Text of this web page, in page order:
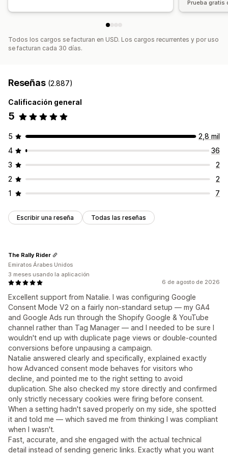
Prueba gratis
Todos los cargos se facturan en USD. Los cargos recurrentes y por uso
se facturan cada 30 días.
Reseñas (2.887)
Calificación general
5
5
2,8 mil
4
36
3
2
2
2
1
7
Escribir una reseña Todas las reseñas
6 de agosto de 2026
Excellent support from Natalie. I was configuring Google
Consent Mode V2 on a fairly non-standard setup — my GA4
and Google Ads run through the Shopify Google & YouTube
channel rather than Tag Manager — and I needed to be sure I
wouldn't end up with duplicate page views or double-counted
conversions before unpausing a campaign.
Natalie answered clearly and specifically, explained exactly
how Advanced consent mode behaves for visitors who
decline, and pointed me to the right setting to avoid
duplication. She also checked my store directly and confirmed
only strictly necessary cookies were firing before consent.
When a setting hadn't saved properly on my side, she spotted
it and told me — which saved me from thinking I was compliant
when I wasn't.
Fast, accurate, and she engaged with the actual technical
detail instead of sending generic links. Exactly what you want
The Rally Rider
Emiratos Árabes Unidos
3 meses usando la aplicación